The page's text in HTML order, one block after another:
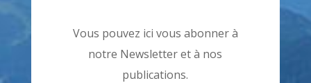
Vous pouvez ici vous abonner à
notre Newsletter et à nos
publications.